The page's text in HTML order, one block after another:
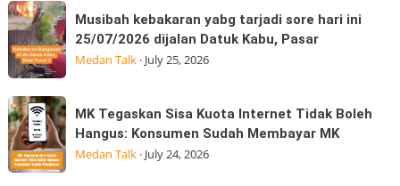
dan
Moto
GP
Edition
hadir
Musibah
kebakaran
yabg
tarjadi
sore
hari
ini
25/07/2026
Musibah kebakaran yabg tarjadi sore hari ini
25/07/2026 dijalan Datuk Kabu, Pasar
Medan Talk· July 25, 2026
MK
Tegaskan
Sisa
Kuota
MK Tegaskan Sisa Kuota Internet Tidak Boleh
Hangus: Konsumen Sudah Membayar MK
Medan Talk· July 24, 2026